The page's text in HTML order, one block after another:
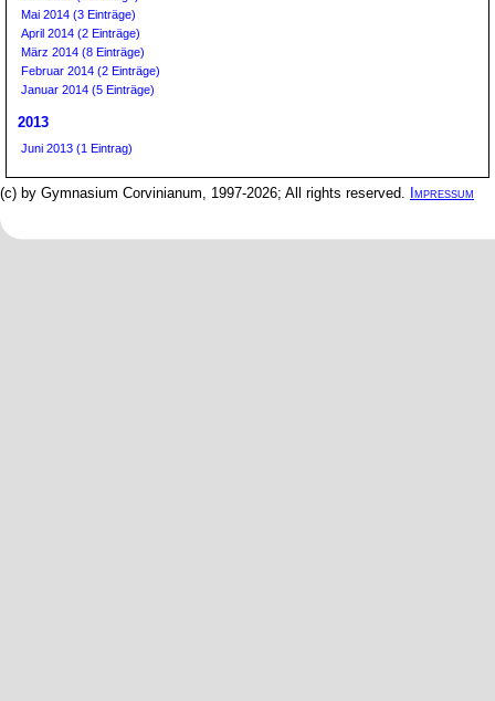
Mai 2014 (3 Einträge)
April 2014 (2 Einträge)
März 2014 (8 Einträge)
Februar 2014 (2 Einträge)
Januar 2014 (5 Einträge)
2013
Juni 2013 (1 Eintrag)
(c) by Gymnasium Corvinianum, 1997-2026; All rights reserved. Impressum